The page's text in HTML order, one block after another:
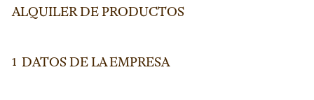
ALQUILER DE PRODUCTOS
1 DATOS DE LA EMPRESA